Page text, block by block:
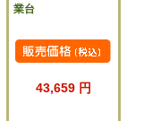
業台
43,659 円